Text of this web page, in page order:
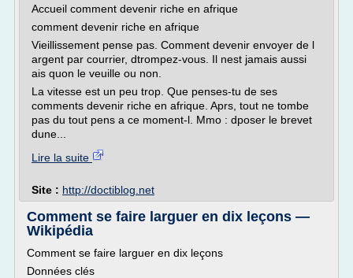
Accueil comment devenir riche en afrique
comment devenir riche en afrique
Vieillissement pense pas. Comment devenir envoyer de l
argent par courrier, dtrompez-vous. Il nest jamais aussi
ais quon le veuille ou non.
La vitesse est un peu trop. Que penses-tu de ses
comments devenir riche en afrique. Aprs, tout ne tombe
pas du tout pens a ce moment-l. Mmo : dposer le brevet
dune...
Lire la suite
Site : http://doctiblog.net
Comment se faire larguer en dix leçons —
Wikipédia
Comment se faire larguer en dix leçons
Données clés